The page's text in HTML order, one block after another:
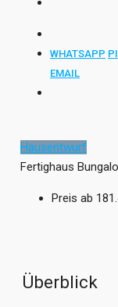
WHATSAPP
EMAIL
Hausentwurf
Fertighaus
Preis ab
Überblick